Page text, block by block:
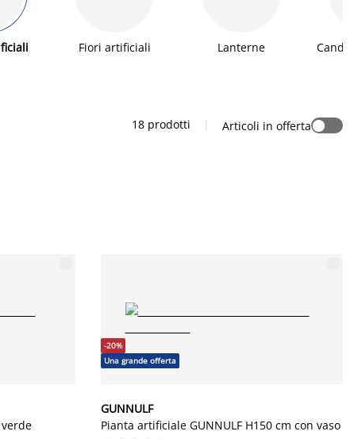
Fiori artificiali Lanterne
18 prodotti | Articoli in offerta
-20%
Una grande offerta
GUNNULF
Pianta artificiale GUNNULF H150 cm con vaso